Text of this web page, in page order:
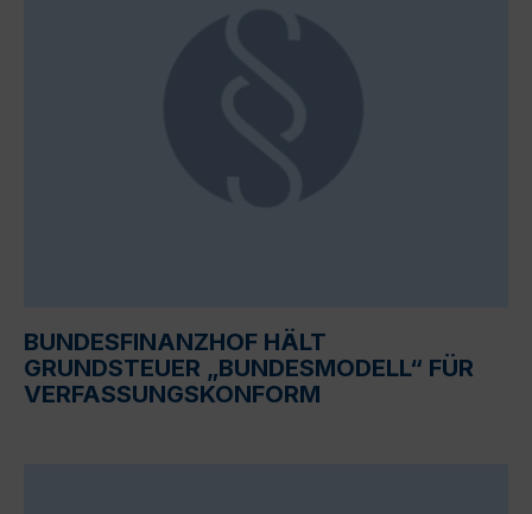
BUNDESFINANZHOF HÄLT
GRUNDSTEUER „BUNDESMODELL“ FÜR
VERFASSUNGSKONFORM